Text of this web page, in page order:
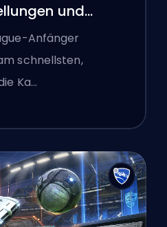
und
Anfänger
schnellsten,
Ka…